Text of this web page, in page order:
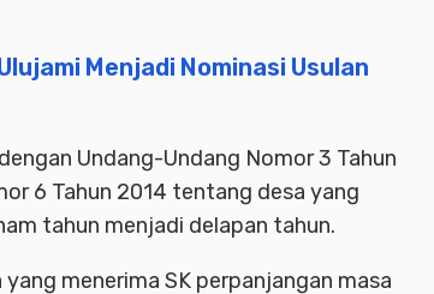
Menjadi Nominasi Usulan
Undang-Undang Nomor 3 Tahun
6 Tahun 2014 tentang desa yang
tahun menjadi delapan tahun.
menerima SK perpanjangan masa